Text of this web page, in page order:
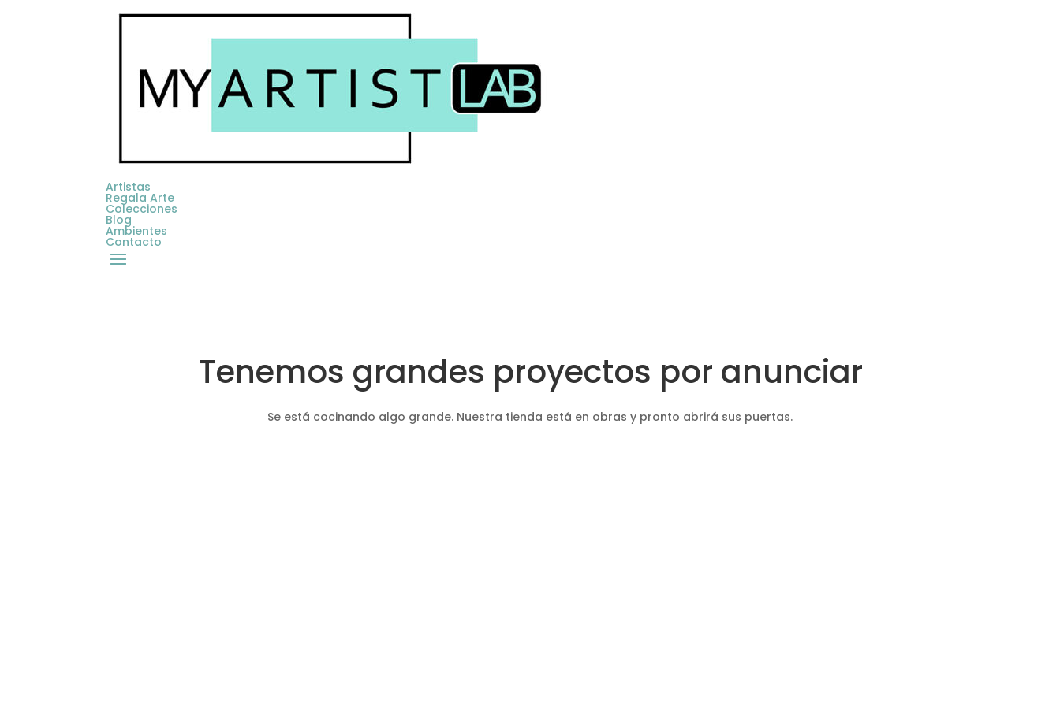
Artistas
Regala Arte
Colecciones
Blog
Ambientes
Contacto
Tenemos grandes proyectos por anunciar
Se está cocinando algo grande. Nuestra tienda está en obras y pronto abrirá sus puertas.